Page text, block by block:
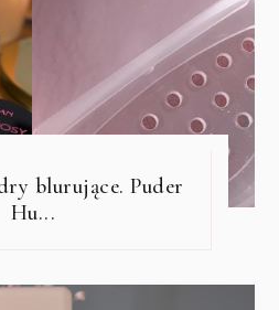
blurujące. Puder
Hu...